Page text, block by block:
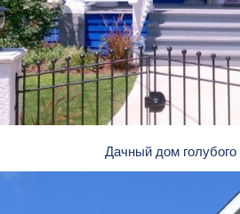
Дачный дом